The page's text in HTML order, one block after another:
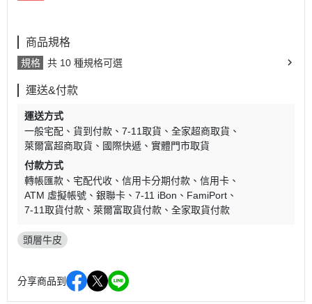
商品規格
規格 共 10 種規格可選
運送&付款
運送方式
一般宅配
貨到付款 7-11取貨
全家超商取貨
萊爾富超商取貨
國際快遞
實體門市取貨
付款方式
轉帳匯款
宅配代收 信用卡分期付款
信用卡
ATM 虛擬帳號
銀聯卡 7-11 iBon
FamiPort
7-11取貨付款
萊爾富取貨付款 全家取貨付款
頭層牛皮
分享商品到